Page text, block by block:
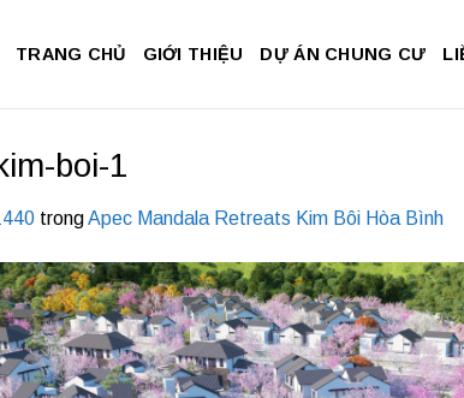
TRANG CHỦ GIỚI THIỆU DỰ ÁN CHUNG CƯ
boi-1
trongApec Mandala Retreats Kim Bôi Hòa Bình